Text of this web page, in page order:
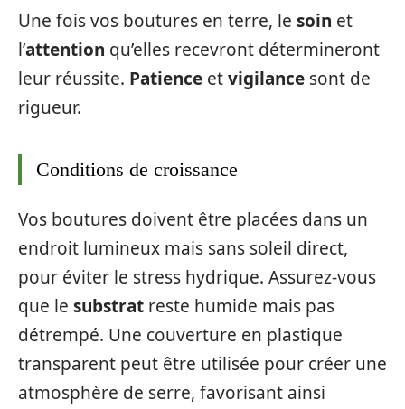
Une fois vos boutures en terre, le soin et
l’attention qu’elles recevront détermineront
leur réussite. Patience etvigilance sont de
rigueur.
Conditions de croissance
Vos boutures doivent être placées dans un
endroit lumineux mais sans soleil direct,
pour éviter le stress hydrique. Assurez-vous
que le substrat reste humide mais pas
détrempé. Une couverture en plastique
transparent peut être utilisée pour créer une
atmosphère de serre, favorisant ainsi